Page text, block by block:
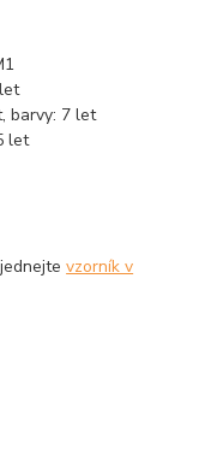
7 let
vzorník v